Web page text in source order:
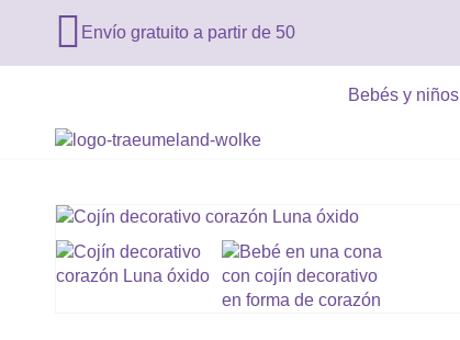
 Envío gratuito a partir de 50
Bebés y niños